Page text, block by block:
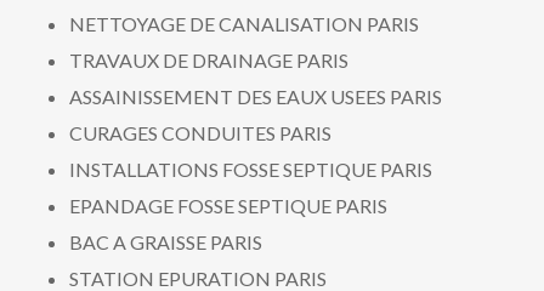
NETTOYAGE DE CANALISATION PARIS
TRAVAUX DE DRAINAGE PARIS
ASSAINISSEMENT DES EAUX USEES PARIS
CURAGES CONDUITES PARIS
INSTALLATIONS FOSSE SEPTIQUE PARIS
EPANDAGE FOSSE SEPTIQUE PARIS
BAC A GRAISSE PARIS
STATION EPURATION PARIS